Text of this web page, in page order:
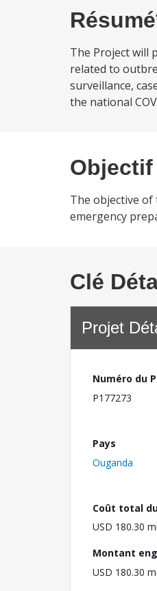
The Project will
related to
surveillance,
the national
The objective
emergency
Clé
Projet
Numéro du
P177273
Pays
Ouganda
Coût total
USD 180.30
Montant
USD 180.30